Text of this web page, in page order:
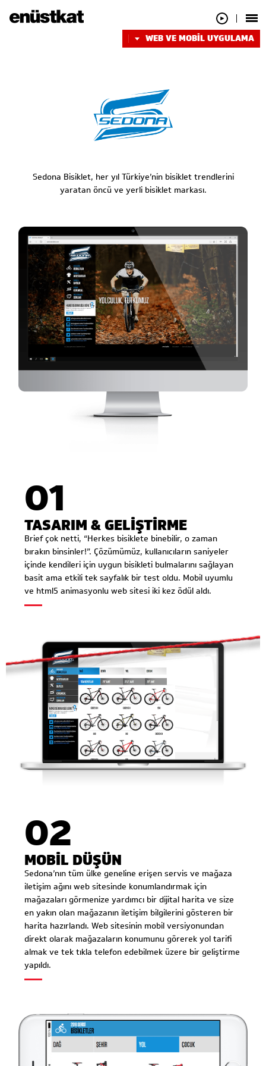
WEB VE MOBİL UYGULAMA
Sedona Bisiklet, her yıl Türkiye’nin bisiklet trendlerini
yaratan öncü ve yerli bisiklet markası.
01
TASARIM & GELİŞTİRME
Brief çok netti, “Herkes bisiklete binebilir, o zaman
bırakın binsinler!”. Çözümümüz, kullanıcıların saniyeler
içinde kendileri için uygun bisikleti bulmalarını sağlayan
basit ama etkili tek sayfalık bir test oldu. Mobil uyumlu
ve html5 animasyonlu web sitesi iki kez ödül aldı.
02
MOBİL DÜŞÜN
Sedona’nın tüm ülke geneline erişen servis ve mağaza
iletişim ağını web sitesinde konumlandırmak için
mağazaları görmenize yardımcı bir dijital harita ve size
en yakın olan mağazanın iletişim bilgilerini gösteren bir
harita hazırlandı. Web sitesinin mobil versiyonundan
direkt olarak mağazaların konumunu görerek yol tarifi
almak ve tek tıkla telefon edebilmek üzere bir geliştirme
yapıldı.